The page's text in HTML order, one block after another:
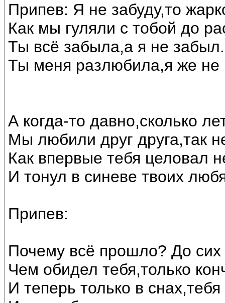
Припев: Я не забуду,то
Как мы гуляли с тобой до
Ты всё забыла,а я не забыл.
Ты меня разлюбила,я же не
А когда-то давно,сколько
Мы любили друг друга,так
Как впервые тебя целовал
И тонул в синеве твоих
Припев:
Почему всё прошло? До
Чем обидел тебя,только
И теперь только в